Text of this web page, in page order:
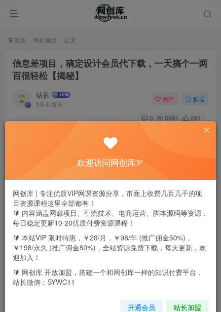
首页 网创项目 正文
信息差项目，稿定设计会员代下载，一天搞个一两
百很轻松【揭秘】
站长
3年前发布
关注 私信
0 5991 291
稿定设计会员也是比较热门的做图网站了，但是会员太贵
了，平常也就偶尔用一回，如果为此单开个会员的话，不太
划算，而不开会员的话又下载不了，所以就有了代下载这个
业务，一单一收费，需求量很大，日赚一两百不是问题。
欢迎访问网创库🏹
网创库 | 专注优质VIP网课资源分享，市面上收费几百几千的项
目资源课程这里全部都有！
🔰 内容涵盖网赚项目、引流技术、电商运营、脚本源码等资源，
每日稳定更新10-20优质付费资源课程！
🔰 本站VIP 限时特惠，￥28/月，￥98/年 (推广佣金50%)，
￥198/永久 (推广佣金80%)，全站资源免费下载，每天更新，欢
迎加入！
🔰 网创库 开放加盟，搭建一个和网创库一样的知识付费平台，
站长微信：SYWC11
开通会员 站长加盟